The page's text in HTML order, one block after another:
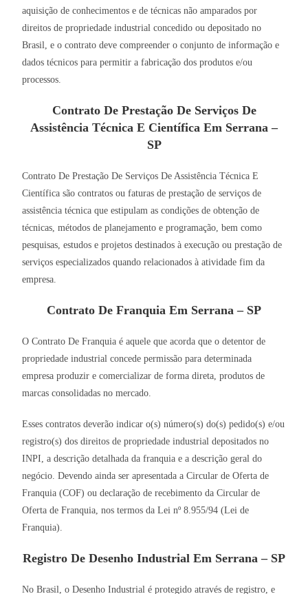
aquisição de conhecimentos e de técnicas não amparados por
direitos de propriedade industrial concedido ou depositado no
Brasil, e o contrato deve compreender o conjunto de informação e
dados técnicos para permitir a fabricação dos produtos e/ou
processos.
Contrato De Prestação De Serviços De
Assistência Técnica E Científica Em Serrana –
SP
Contrato De Prestação De Serviços De Assistência Técnica E
Científica são contratos ou faturas de prestação de serviços de
assistência técnica que estipulam as condições de obtenção de
técnicas, métodos de planejamento e programação, bem como
pesquisas, estudos e projetos destinados à execução ou prestação de
serviços especializados quando relacionados à atividade fim da
empresa.
Contrato De Franquia Em Serrana – SP
O Contrato De Franquia é aquele que acorda que o detentor de
propriedade industrial concede permissão para determinada
empresa produzir e comercializar de forma direta, produtos de
marcas consolidadas no mercado.
Esses contratos deverão indicar o(s) número(s) do(s) pedido(s) e/ou
registro(s) dos direitos de propriedade industrial depositados no
INPI, a descrição detalhada da franquia e a descrição geral do
negócio. Devendo ainda ser apresentada a Circular de Oferta de
Franquia (COF) ou declaração de recebimento da Circular de
Oferta de Franquia, nos termos da Lei nº 8.955/94 (Lei de
Franquia).
Registro De Desenho Industrial Em Serrana – SP
No Brasil, o Desenho Industrial é protegido através de registro, e